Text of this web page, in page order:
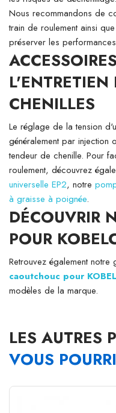
Nous recommandons de
train de roulement ainsi
préserver les
L'ENTRETIEN
CHENILLES
Le réglage de la tension
généralement par injection
tendeur de chenille. Pour
roulement, découvrez
universelle EP2, notre
à graisse à poignée.
DÉCOUVRIR
POUR
Retrouvez également
caoutchouc pour
modèles de la marque.
LES AUTRES
VOUS